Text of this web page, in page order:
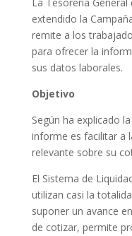
extendido la
remite a los
para ofrecer la
sus datos laborales.
Objetivo
Según ha explicado
informe es facilitar a
relevante sobre su
El Sistema de
utilizan casi la
suponer un avance
de cotizar, permite